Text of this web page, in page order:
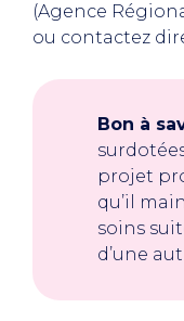
(Agence
ou contactez
Bon à
projet
qu’il
soins
d’une